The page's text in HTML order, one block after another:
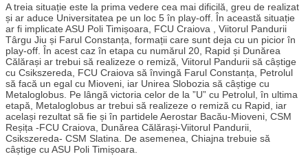
A treia situație este la prima vedere cea mai dificilă, greu de realizat
și ar aduce Universitatea pe un loc 5 în play-off. În această situație
ar fi implicate ASU Poli Timișoara, FCU Craiova , Viitorul Pandurii
Târgu Jiu și Farul Constanța, formații care sunt deja cu un picior în
play-off. În acest caz în etapa cu numărul 20, Rapid și Dunărea
Călărași ar trebui să realizeze o remiză, Viitorul Pandurii să câștige
cu Csikszereda, FCU Craiova să învingă Farul Constanța, Petrolul
să facă un egal cu Mioveni, iar Unirea Slobozia să câștige cu
Metaloglobus. Pe lângă victoria celor de la ”U” cu Petrolul, în ultima
etapă, Metaloglobus ar trebui să realizeze o remiză cu Rapid, iar
același rezultat să fie și în partidele Aerostar Bacău-Mioveni, CSM
Reșița -FCU Craiova, Dunărea Călărași-Viitorul Pandurii,
Csikszereda- CSM Slatina. De asemenea, Chiajna trebuie să
câștige cu ASU Poli Timișoara.